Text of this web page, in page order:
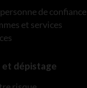
de confiance
et services
dépistage